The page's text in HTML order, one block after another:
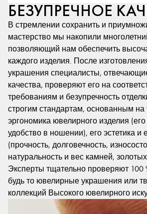
БЕЗУПРЕЧНОЕ
В стремлении сохранить и
мастерство мы накопили
позволяющий нам обеспечить
каждого изделия. После
украшения специалисты,
качества, проверяют его на
требованиям и безупречность
строгим стандартам, основанным на
эргономика ювелирного изделия
удобство в ношении), его эстетика и
(прочность, долговечность,
натуральность и вес камней,
Эксперты тщательно проверяют 100
будь то ювелирные украшения или
коллекций Высокого ювелирного